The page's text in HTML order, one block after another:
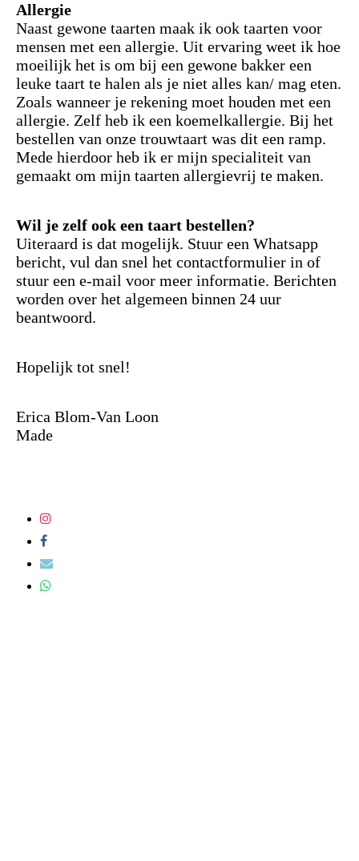
Allergie
Naast gewone taarten maak ik ook taarten voor
mensen met een allergie. Uit ervaring weet ik hoe
moeilijk het is om bij een gewone bakker een
leuke taart te halen als je niet alles kan/ mag eten.
Zoals wanneer je rekening moet houden met een
allergie. Zelf heb ik een koemelkallergie. Bij het
bestellen van onze trouwtaart was dit een ramp.
Mede hierdoor heb ik er mijn specialiteit van
gemaakt om mijn taarten allergievrij te maken.
Wil je zelf ook een taart bestellen?
Uiteraard is dat mogelijk. Stuur een Whatsapp
bericht, vul dan snel het contactformulier in of
stuur een e-mail voor meer informatie. Berichten
worden over het algemeen binnen 24 uur
beantwoord.
Hopelijk tot snel!
Erica Blom-Van Loon
Made